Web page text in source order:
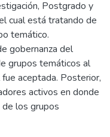
Postgrado y
cual está tratando de
temático.
gobernanza del
grupos temáticos al
aceptada. Posterior,
activos en donde
los grupos